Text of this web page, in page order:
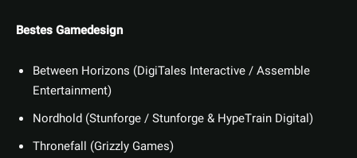
Bestes Gamedesign
Between Horizons (DigiTales Interactive / Assemble
Entertainment)
Nordhold (Stunforge / Stunforge & HypeTrain Digital)
Thronefall (Grizzly Games)